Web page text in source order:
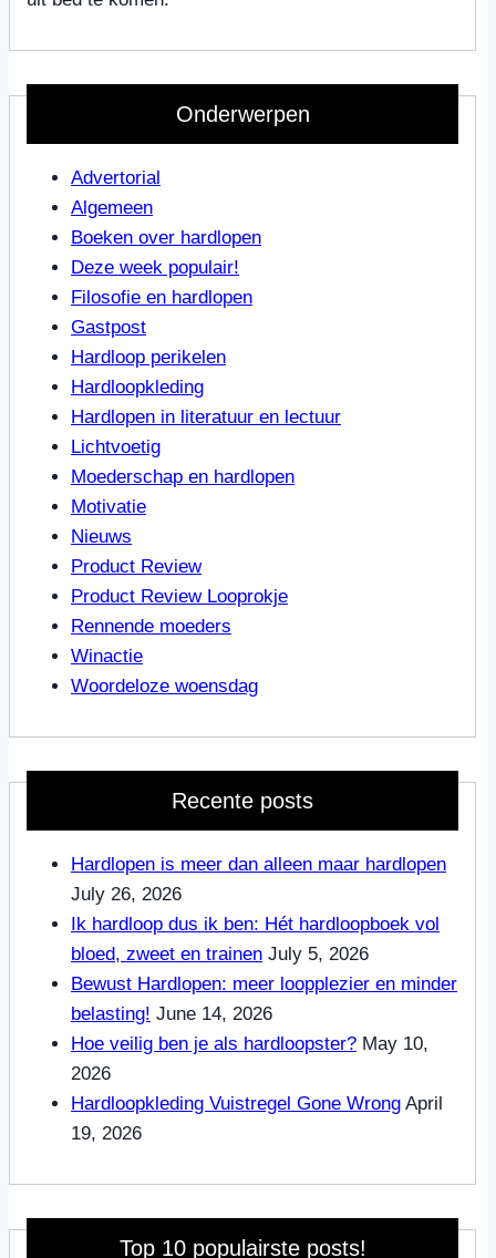
Onderwerpen
Advertorial
Algemeen
Boeken over hardlopen
Deze week populair!
Filosofie en hardlopen
Gastpost
Hardloop perikelen
Hardloopkleding
Hardlopen in literatuur en lectuur
Lichtvoetig
Moederschap en hardlopen
Motivatie
Nieuws
Product Review
Product Review Looprokje
Rennende moeders
Winactie
Woordeloze woensdag
Recente posts
Hardlopen is meer dan alleen maar hardlopen
July 26, 2026
Ik hardloop dus ik ben: Hét hardloopboek vol
bloed, zweet en trainen July 5, 2026
Bewust Hardlopen: meer loopplezier en minder
belasting! June 14, 2026
Hoe veilig ben je als hardloopster? May 10,
2026
Hardloopkleding Vuistregel Gone Wrong April
19, 2026
Top 10 populairste posts!